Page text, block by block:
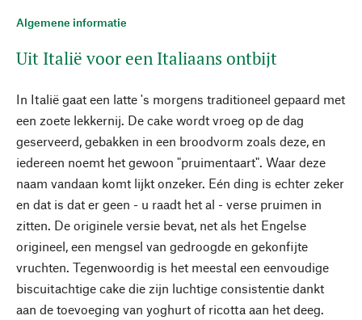
Algemene informatie
Uit Italië voor een Italiaans ontbijt
In Italië gaat een latte 's morgens traditioneel gepaard met
een zoete lekkernij. De cake wordt vroeg op de dag
geserveerd, gebakken in een broodvorm zoals deze, en
iedereen noemt het gewoon "pruimentaart". Waar deze
naam vandaan komt lijkt onzeker. Eén ding is echter zeker
en dat is dat er geen - u raadt het al - verse pruimen in
zitten. De originele versie bevat, net als het Engelse
origineel, een mengsel van gedroogde en gekonfijte
vruchten. Tegenwoordig is het meestal een eenvoudige
biscuitachtige cake die zijn luchtige consistentie dankt
aan de toevoeging van yoghurt of ricotta aan het deeg.